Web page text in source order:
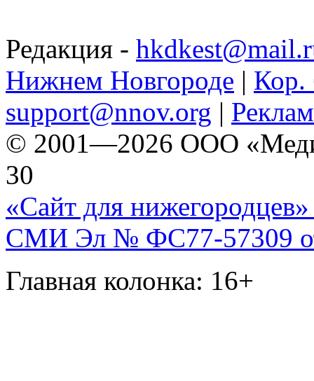
Редакция -
Нижнем Новгороде | Кор.
support@nnov.org |
© 2001—2026 ООО
30
«Сайт для нижегородцев»
СМИ Эл № ФС77-57309
Главная колонка: 16+